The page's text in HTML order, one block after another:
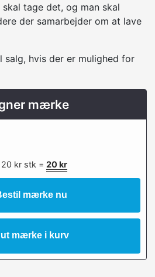
tage det, og man skal
der samarbejder om at lave
hvis der er mulighed for
mærke
kr stk =20kr
mærke nu
mærke i kurv